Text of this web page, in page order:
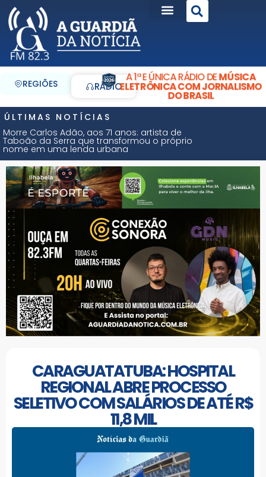
REGIÕES RÁDIO
A 1ª E ÚNICA RÁDIO DEMÚSICA
ELETRÔNICA COM JORNALISMO
DO BRASIL
ÚLTIMAS NOTÍCIAS
Morre Carlos Adão, aos 71 anos: artista de
Taboão da Serra que transformou o próprio
nome em uma lenda urbana
CARAGUATATUBA: HOSPITAL
REGIONAL ABRE PROCESSO
SELETIVO COM SALÁRIOS DE ATÉ R$
11,8 MIL